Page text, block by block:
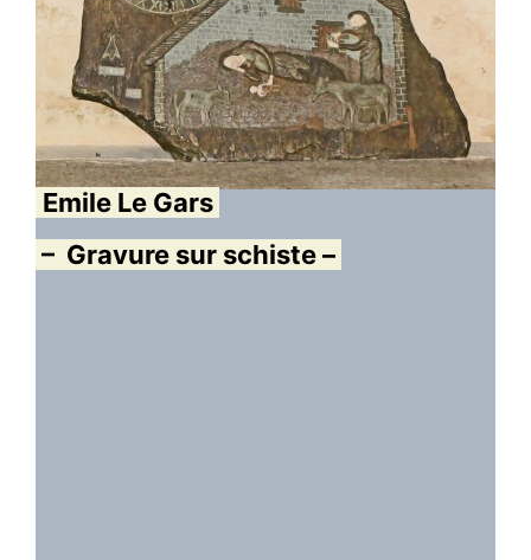
Emile Le Gars
– Gravure sur schiste –